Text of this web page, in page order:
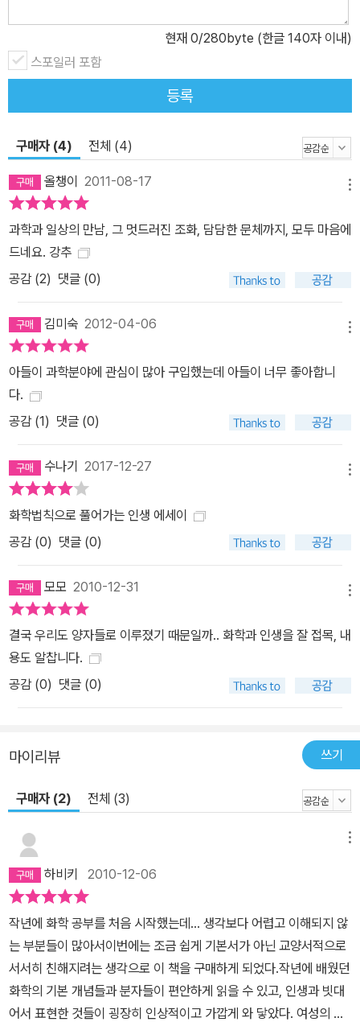
보다는 또 하나의 깨달음의 세계로 바라보게 되었다. 그리고 비로소
화학에게 말을 걸기 시작한 것이다. “중성자의 역할은 무엇인가. 겉으
로 보기엔 아무런 역할도 못하는 것 같아 보이지만, 사실은 반발하는
양성자들을 꼭 붙잡아줌으로써 원자핵을 구성하는 데 결정적인 도움
약한 것은 없다. 겉만 보고 내 자신이 중성자를 닮았다고 불만스러워
했지만 사실 중성자만큼 살 수 있다면 얼마나 성공한 인생인가. 저마
다 잘났다고 하며 갈라지려는 사람들 사이에서 눈에 보이지는 않지만
지그시 그들의 손을 잡아 편안한 분위기를 만들어주는 그럼 사람으로
살고 싶다.” 학문과 인생에 깊이 통달하지 않으면 도저히 깨달을 수
들에게, 불행으로 힘들어 하는 사람들에게 우리가 가져야 할 진정한
할지에 대해 깊은 성찰을 하게 한다. 화학을 공부하는 청소년, 대학생
들은 물론, 일반 과학독자들을 위한 대중교양과학서 화학이라는 과학
의 한 분야에서 시작했지만, 그는 이제 자신의 학문 세계에 갇히지 않
고 더 큰 세계와 소통을 한다. 하지만 평생을 공부해온 화학자답게 그
가 이 책을 쓴 목적은 화학과 같은 기초 과학에 대한 관심이 높아져야
국가와 민족이 발전할 수 있다는 믿음과 청소년이나 일반 대중의 과
학에 대한 관심을 높이기 위해서 시작되었다. “화학이 얼마나 아름다
운 학문인지 알려주고, 함께 즐기고 싶은 마음을 전하고 싶다. 현재는
비인기 분야지만, 앞으로 우리나라의 경쟁력은 과학이며 30, 40여
년 전처럼 반드시 다시 이공계 학문이 꽃을 피우리라는 건 당연하다.
수 있을 만큼 쉽고 재미있을 것이다. 또한 고초를 겪으며 살아온 어른
들도 화학이 우리 삶에 주는 가르침에 함께 고개를 끄덕이게 되리라
생각한다. 인문학뿐 아니라 딱딱한 과학까지 어느 학문이건 인간의
필요와 욕구에 의해서 만들어진 것이기에, 열심히 그 학문과 대화하
적 개념과 용어, 그리고 현상에 대한 꼼꼼한 설명과 이공계 학생들이
화학과 본격적으로 화학을 공부하는 사람들에 대한 애정을 끝까지 놓
지 않은 매력적인 화학교과서라고 할 수 있다.
현재 0/280byte (한글 140자 이내)
스포일러 포함
등록
구매자 (4) 전체 (4)
올챙이 2011-08-17
과학과 일상의 만남, 그 멋드러진 조화, 담담한 문체까지, 모두 마음에
드네요. 강추
공감 (2) 댓글 (0)
김미숙 2012-04-06
아들이 과학분야에 관심이 많아 구입했는데 아들이 너무 좋아합니
다.
공감 (1) 댓글 (0)
수나기 2017-12-27
화학법칙으로 풀어가는 인생 에세이
공감 (0) 댓글 (0)
모모 2010-12-31
결국 우리도 양자들로 이루졌기 때문일까.. 화학과 인생을 잘 접목, 내
용도 알찹니다.
공감 (0) 댓글 (0)
마이리뷰 쓰기
구매자 (2) 전체 (3)
하비키 2010-12-06
작년에 화학 공부를 처음 시작했는데... 생각보다 어렵고 이해되지 않
는 부분들이 많아서이번에는 조금 쉽게 기본서가 아닌 교양서적으로
서서히 친해지려는 생각으로 이 책을 구매하게 되었다.작년에 배웠던
화학의 기본 개념들과 분자들이 편안하게 읽을 수 있고, 인생과 빗대
어서 표현한 것들이 굉장히 인상적이고 가깝게 와 닿았다. 여성의 부